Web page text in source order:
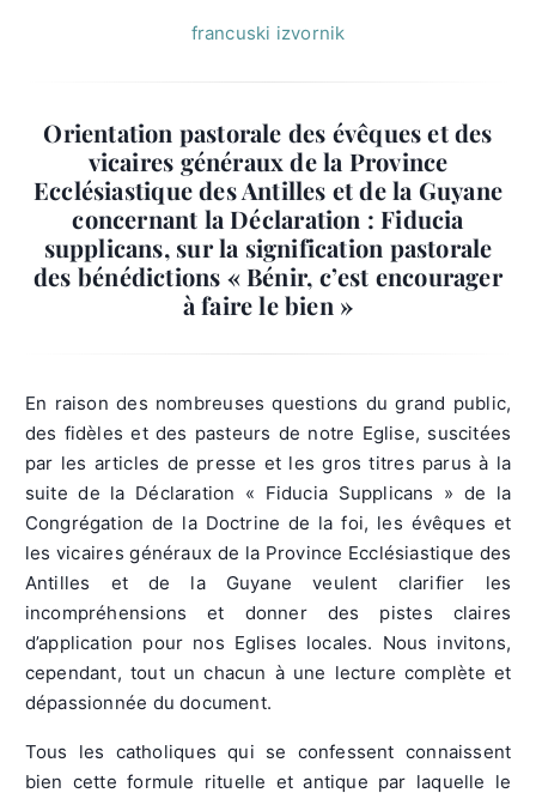
francuski izvornik
Orientation pastorale des évêques et des
vicaires généraux de la Province
Ecclésiastique des Antilles et de la Guyane
concernant la Déclaration : Fiducia
supplicans, sur la signification pastorale
des bénédictions « Bénir, c’est encourager
à faire le bien »
En raison des nombreuses questions du grand public,
des fidèles et des pasteurs de notre Eglise, suscitées
par les articles de presse et les gros titres parus à la
suite de la Déclaration « Fiducia Supplicans » de la
Congrégation de la Doctrine de la foi, les évêques et
les vicaires généraux de la Province Ecclésiastique des
Antilles et de la Guyane veulent clarifier les
incompréhensions et donner des pistes claires
d’application pour nos Eglises locales. Nous invitons,
cependant, tout un chacun à une lecture complète et
dépassionnée du document.
Tous les catholiques qui se confessent connaissent
bien cette formule rituelle et antique par laquelle le